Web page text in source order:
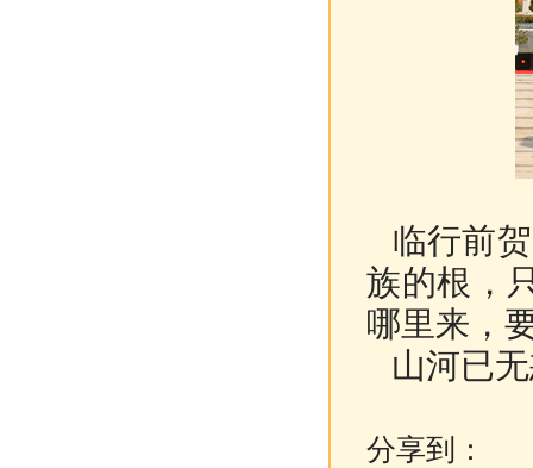
临行前
族的根，
哪里来，
山河已
分享到：